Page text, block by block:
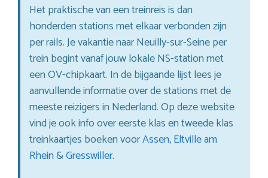
Het praktische van een treinreis is dan
honderden stations met elkaar verbonden zijn
per rails. Je vakantie naar Neuilly-sur-Seine per
trein begint vanaf jouw lokale NS-station met
een OV-chipkaart. In de bijgaande lijst lees je
aanvullende informatie over de stations met de
meeste reizigers in Nederland. Op deze website
vind je ook info over eerste klas en tweede klas
treinkaartjes boeken voorAssen,Eltville am
Rhein&Gresswiller.